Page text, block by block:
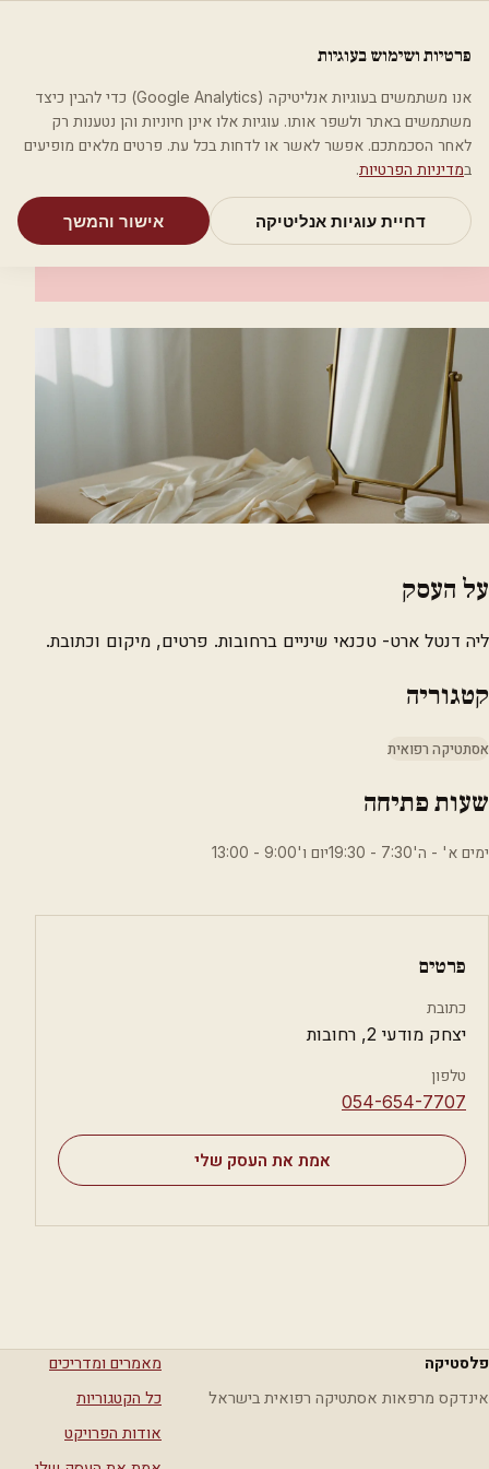
מאמריםקטגוריותחיפושאודות
בית קטגוריות אסתטיקה רפואית ליה דנטל ארט- טכנאי שיניים
אסתטיקה רפואית
ליה דנטל ארט- טכנאי שיניים
על העסק
ליה דנטל ארט- טכנאי שיניים ברחובות. פרטים, מיקום וכתובת.
קטגוריה
אסתטיקה רפואית
שעות פתיחה
ימים א' - ה'7:30 - 19:30יום ו'9:00 - 13:00
פרטים
כתובת
יצחק מודעי 2, רחובות
טלפון
⁦054-654-7707⁩
אמת את העסק שלי
פלסטיקה
אינדקס מרפאות אסתטיקה רפואית בישראל
מאמרים ומדריכים
כל הקטגוריות
אודות הפרויקט
פרטיות ושימוש בעוגיות
אנו משתמשים בעוגיות אנליטיקה (Google Analytics) כדי להבין כיצד
משתמשים באתר ולשפר אותו. עוגיות אלו אינן חיוניות והן נטענות רק
לאחר הסכמתכם. אפשר לאשר או לדחות בכל עת. פרטים מלאים מופיעים
במדיניות הפרטיות.
דחיית עוגיות אנליטיקה אישור והמשך